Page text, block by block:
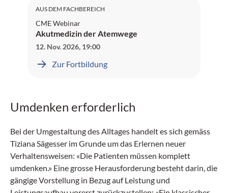
AUS DEM FACHBEREICH
CME Webinar
Akutmedizin der Atemwege
12. Nov. 2026, 19:00
Zur Fortbildung
Umdenken erforderlich
Bei der Umgestaltung des Alltages handelt es sich gemäss
Tiziana Sägesser im Grunde um das Erlernen neuer
Verhaltensweisen: «Die Patienten müssen komplett
umdenken.» Eine grosse Herausforderung besteht darin, die
gängige Vorstellung in Bezug auf Leistung und